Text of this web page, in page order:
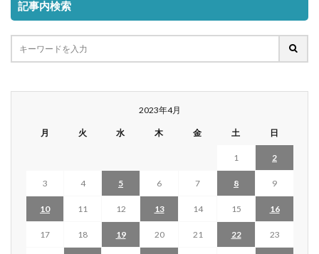
記事内検索
2023年4月
月 火 水 木 金 土 日
1 2
3 4 5 6 7 8 9
10 11 12 13 14 15 16
17 18 19 20 21 22 23